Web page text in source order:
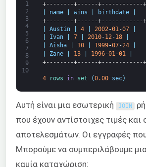
1
2
3
4
5
6
7
8
9
10
+--------+------+------------+
name wins birthdate
+--------+------+------------+
Austin 4 2002 -01 -07
Ivan 7 2010-12-18
Aisha 10 1999-07-24
Zane 13 1996-01-01
+--------+------+------------+
4 rows in set (0.00 sec)
Αυτή είναι μια εσωτερική JOIN
που έχουν αντίστοιχες τιμές
αποτελεσμάτων. Οι εγγραφές
Μπορούμε να συμπεριλάβουμε
καμία καταχώριση: